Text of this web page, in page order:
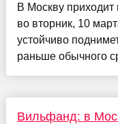
В Москву
во вторник, 10
устойчиво
раньше обычного
Вильфанд: в